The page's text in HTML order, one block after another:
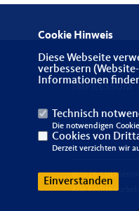
IMPRESSUM
@2026 CDU
Alle Rechte
Cookie Hinweis
Diese Webseite
verbessern
Informationen
Technisch
Die notwendigen
Cookies von
Derzeit verzichten wir
Einverstanden